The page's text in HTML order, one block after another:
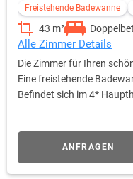
Freistehende Badewanne
43 m²
Alle Zimmer Details
Die Zimmer für Ihren
Eine freistehende
Befindet sich im 4*
ANFRAGEN